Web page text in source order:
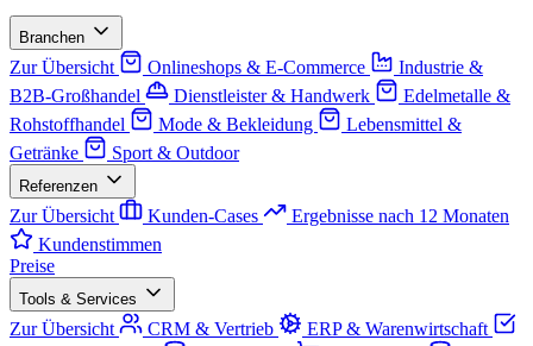
Branchen
Zur Übersicht Onlineshops & E-Commerce
Industrie &
B2B-Großhandel
Dienstleister & Handwerk
Edelmetalle &
Rohstoffhandel
Mode & Bekleidung
Lebensmittel &
Getränke
Sport & Outdoor
Referenzen
Zur Übersicht Kunden-Cases
Ergebnisse nach 12 Monaten
Kundenstimmen
Preise
Tools & Services
Zur Übersicht CRM & Vertrieb
ERP & Warenwirtschaft